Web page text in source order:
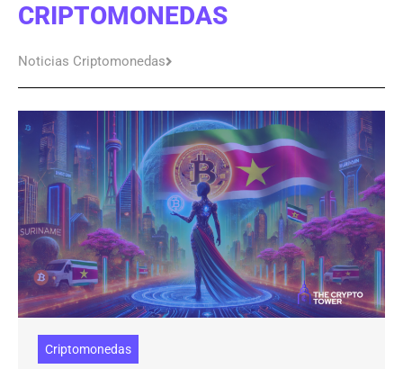
CRIPTOMONEDAS
Noticias Criptomonedas
Criptomonedas